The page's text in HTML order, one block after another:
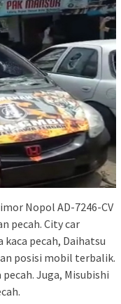
Nopol AD-7246-CV
pecah. City car
kaca pecah, Daihatsu
posisi mobil terbalik.
Juga, Misubishi